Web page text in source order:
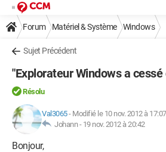
Forum Matériel & Système Windows
Sujet Précédent
"Explorateur Windows a
Résolu
Val3065- Modifié le 10 nov. 2012 à 17:07
Johann - 19 nov. 2012 à 20:42
Bonjour,